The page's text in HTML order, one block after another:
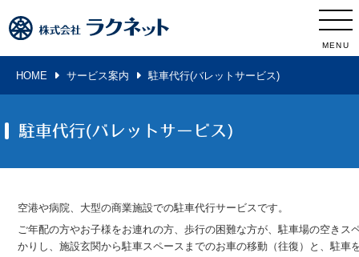
MENU
HOME サービス案内 駐車代行(バレットサービス)
駐車代行(バレットサービス)
空港や病院、大型の商業施設での駐車代行サービスです。
ご年配の方やお子様をお連れの方、歩行の困難な方が、駐車場の空きス
かりし、施設玄関から駐車スペースまでのお車の移動（往復）と、駐車